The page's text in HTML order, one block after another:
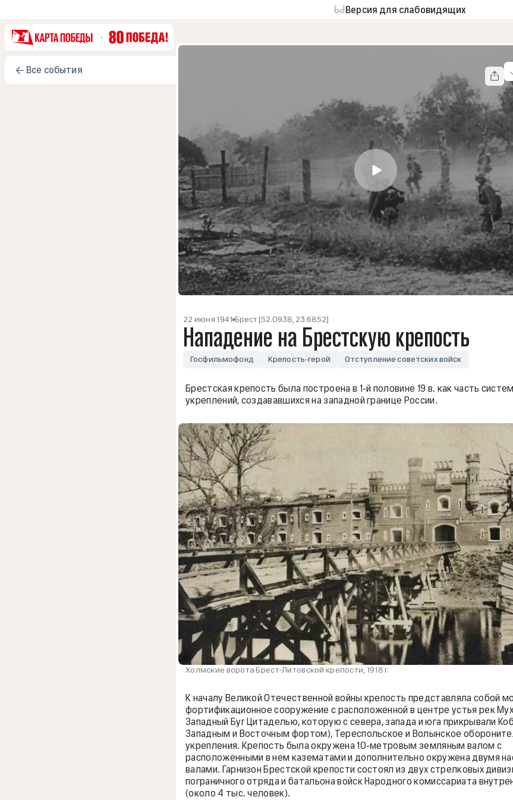
Версия для слабовидящих
22 июня 1941 Брест [52.0938, 23.6852]
Нападение на Брестскую крепость
Госфильмофонд Крепость-герой Отступление советских войск
Брестская крепость была построена в 1-й половине 19 в. как часть
укреплений, создававшихся на западной границе России.
Холмские ворота Брест-Литовской крепости, 1918 г.
К началу Великой Отечественной войны крепость представляла собой
фортификационное сооружение с расположенной в центре устья рек
Западный Буг Цитаделью, которую с севера, запада и юга прикрывали
Западным и Восточным фортом), Тереспольское и Волынское
укрепления. Крепость была окружена 10-метровым земляным валом с
расположенными в нем казематами и дополнительно окружена двумя
валами. Гарнизон Брестской крепости состоял из двух стрелковых
пограничного отряда и батальона войск Народного комиссариата
(около 4 тыс. человек).
Все события Отступление советских войск